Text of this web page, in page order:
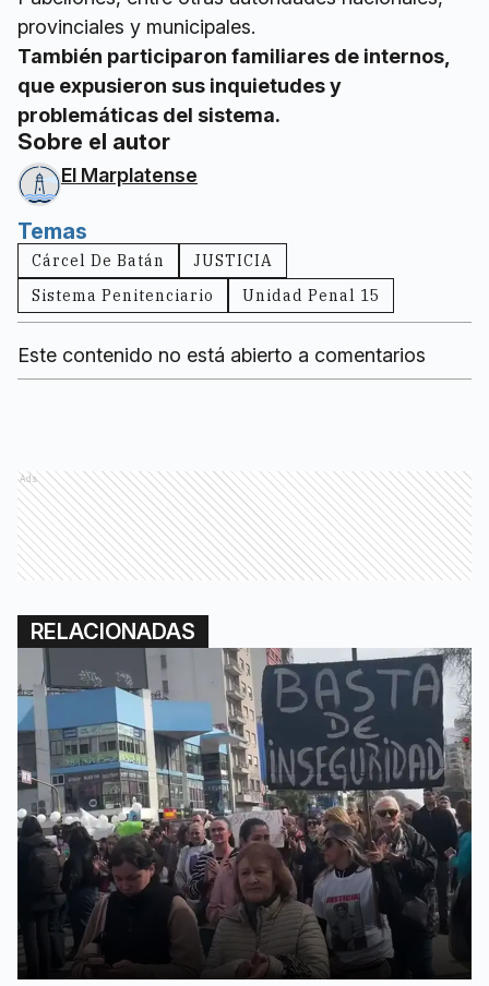
provinciales y municipales.
También participaron familiares de internos,
que expusieron sus inquietudes y
problemáticas del sistema.
Sobre el autor
El Marplatense
Temas
Cárcel De Batán
JUSTICIA
Sistema Penitenciario
Unidad Penal 15
Este contenido no está abierto a comentarios
Ads
RELACIONADAS